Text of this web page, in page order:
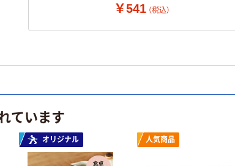
￥541 （税込）
ています
オリジナル 人気商品